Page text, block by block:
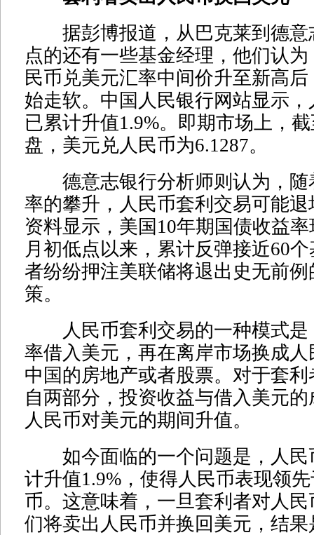
据彭博报道，从巴克莱到德意
点的还有一些基金经理，他们认
民币兑美元汇率中间价升至新高
始走软。中国人民银行网站显示
已累计升值1.9%。即期市场上，
盘，美元兑人民币为6.1287。
德意志银行分析师则认为，随
率的攀升，人民币套利交易可能
资料显示，美国10年期国债收益率
月初低点以来，累计反弹接近60
者纷纷押注美联储将退出史无前
策。
人民币套利交易的一种模式是
率借入美元，再在离岸市场换成
中国的房地产或者股票。对于套
自两部分，投资收益与借入美元
人民币对美元的期间升值。
如今面临的一个问题是，人民
计升值1.9%，使得人民币表现领
币。这意味着，一旦套利者对人
们将卖出人民币并换回美元，结